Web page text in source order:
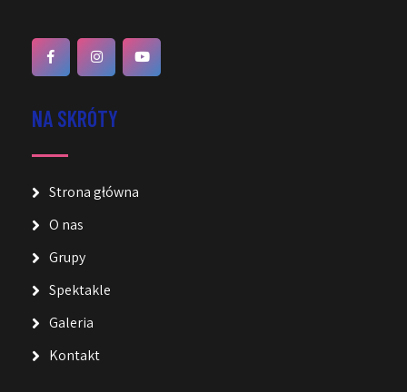
NA SKRÓTY
Strona główna
O nas
Grupy
Spektakle
Galeria
Kontakt